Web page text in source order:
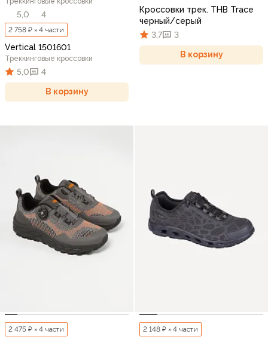
5,0 4
2 758 ₽ × 4 части
Vertical 1501601
Треккинговые кроссовки
5,0 4
В корзину
Кроссовки трек. THB Trace
черный/серый
3,7
3
В корзину
2 475 ₽ × 4 части 2 148 ₽ × 4 части